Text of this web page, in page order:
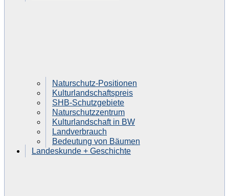
Naturschutz-Positionen
Kulturlandschaftspreis
SHB-Schutzgebiete
Naturschutzzentrum
Kulturlandschaft in BW
Landverbrauch
Bedeutung von Bäumen
Landeskunde + Geschichte